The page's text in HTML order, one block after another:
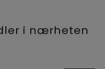
i nærheten